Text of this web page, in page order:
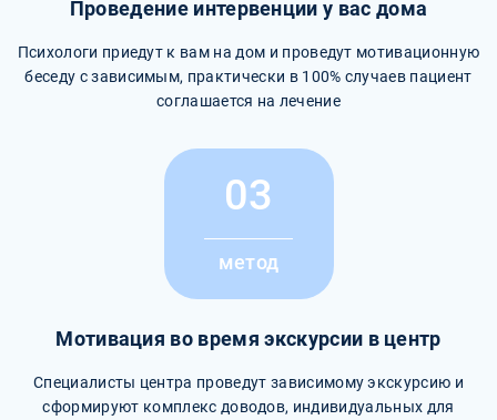
Проведение интервенции у вас дома
Психологи приедут к вам на дом и проведут мотивационную
беседу с зависимым, практически в 100% случаев пациент
соглашается на лечение
03
метод
Мотивация во время экскурсии в центр
Специалисты центра проведут зависимому экскурсию и
сформируют комплекс доводов, индивидуальных для